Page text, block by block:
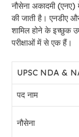
नौसेना अकादमी
की जाती है। एनडीए
शामिल होने के इच्छुक
परीक्षाओं में से एक हैं।
UPSC NDA & NA
पद नाम
नौसेना